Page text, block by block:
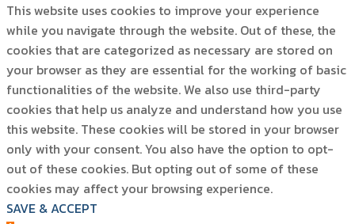
This website uses cookies to improve your experience
while you navigate through the website. Out of these, the
cookies that are categorized as necessary are stored on
your browser as they are essential for the working of basic
functionalities of the website. We also use third-party
cookies that help us analyze and understand how you use
this website. These cookies will be stored in your browser
only with your consent. You also have the option to opt-
out of these cookies. But opting out of some of these
cookies may affect your browsing experience.
SAVE & ACCEPT